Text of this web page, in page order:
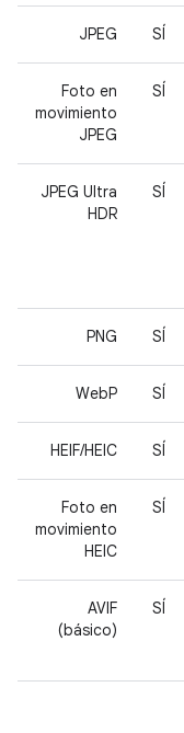
JPEG SÍ
Foto en
movimiento
JPEG
SÍ
JPEG Ultra
HDR
SÍ
PNG SÍ
WebP SÍ
HEIF/HEIC SÍ
Foto en
movimiento
HEIC
SÍ
AVIF
(básico)
SÍ